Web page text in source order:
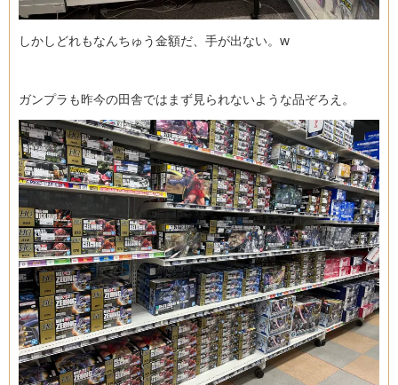
しかしどれもなんちゅう金額だ、手が出ない。w
ガンプラも昨今の田舎ではまず見られないような品ぞろえ。